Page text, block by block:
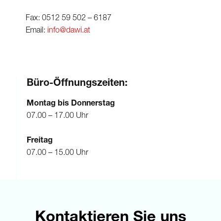
Fax: 0512 59 502 – 6187
Email: info@dawi.at
Büro-Öffnungszeiten:
Montag bis Donnerstag
07.00 – 17.00 Uhr
Freitag
07.00 – 15.00 Uhr